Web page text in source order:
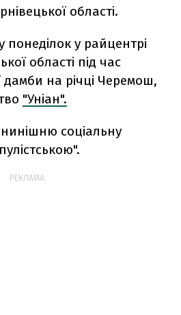
області.
понеділок у райцентрі
області під час
дамби на річці Черемош,
"Уніан".
соціальну
РЕКЛАМА: